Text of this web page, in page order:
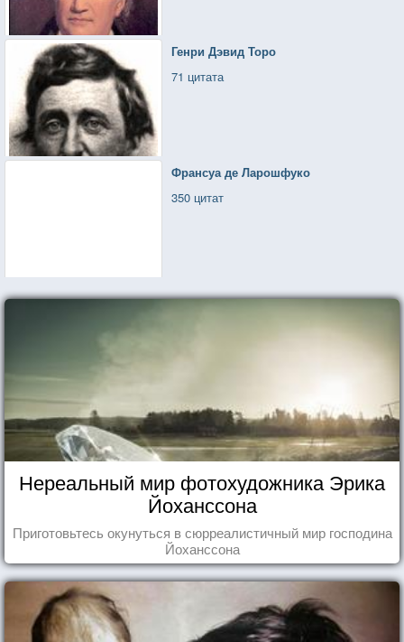
Генри Дэвид Торо
71 цитата
Франсуа де Ларошфуко
350 цитат
Нереальный мир фотохудожника Эрика
Йоханссона
Приготовьтесь окунуться в сюрреалистичный мир господина
Йоханссона